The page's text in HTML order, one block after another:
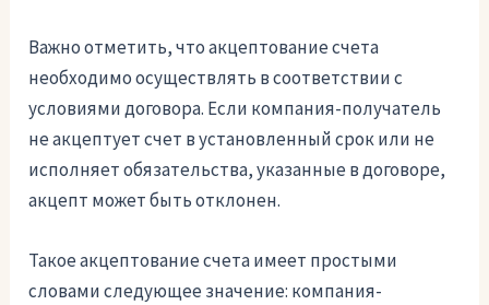
Важно отметить, что акцептование счета
необходимо осуществлять в соответствии с
условиями договора. Если компания-получатель
не акцептует счет в установленный срок или не
исполняет обязательства, указанные в договоре,
акцепт может быть отклонен.
Такое акцептование счета имеет простыми
словами следующее значение: компания-